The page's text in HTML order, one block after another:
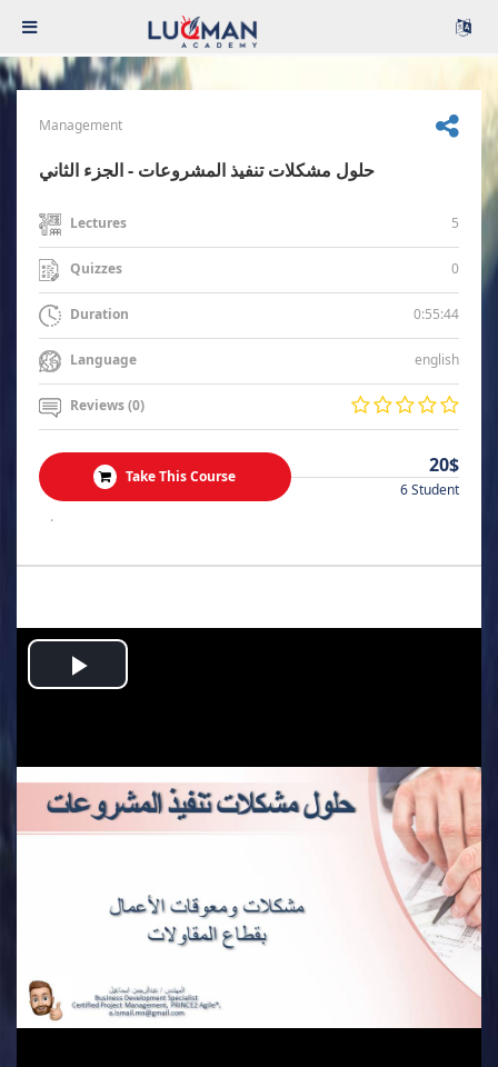
Management
حلول مشكلات تنفيذ المشروعات - الجزء الثاني
Lectures 5
Quizzes 0
Duration 0:55:44
Language english
Reviews (0)
Take This Course 20$
6 Student
.
Play